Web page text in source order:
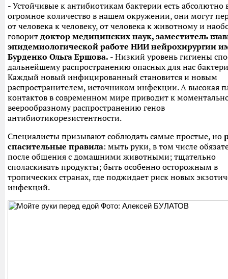
- Устойчивые к антибиотикам бактерии есть абсолютно
огромное количество в нашем окружении, они могут
от человека к человеку, от человека к животному и
говорит доктор медицинских наук, заместитель
эпидемиологической работе НИИ нейрохирургии
Бурденко Ольга Ершова. - Низкий уровень гигиены
дальнейшему распространению опасных для нас
Каждый новый инфицированный становится и новым
распространителем, источником инфекции. А высокая
контактов в современном мире приводит к
веерообразному распространению генов
антибиотикорезистентности.
Специалисты призывают соблюдать самые простые, но
спасительные правила: мыть руки, в том числе
после общения с домашними животными; тщательно
споласкивать продукты; быть особенно осторожным в
тропических странах, где поджидает риск новых
инфекций.